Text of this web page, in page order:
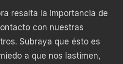
resalta la importancia de
con nuestras
Subraya que ésto es
a que nos lastimen,